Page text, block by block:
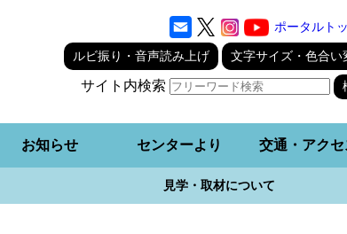
ポータルト
ルビ振り・音声読み上げ 文字サイズ・色合い
サイト内検索
お知らせ センターより 交通・アクセ
見学・取材について